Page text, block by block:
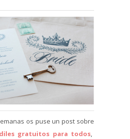
os puse un post sobre
gratuitos para todos,